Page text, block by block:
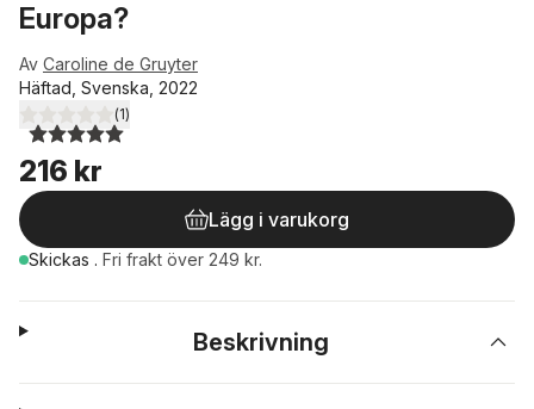
Europa?
Av Caroline de Gruyter
Häftad, Svenska, 2022
5,0utav 5 stjärnor. Totalt antal röster:
(1)
216 kr
Lägg i varukorg
Skickas . Fri frakt över 249 kr.
Beskrivning